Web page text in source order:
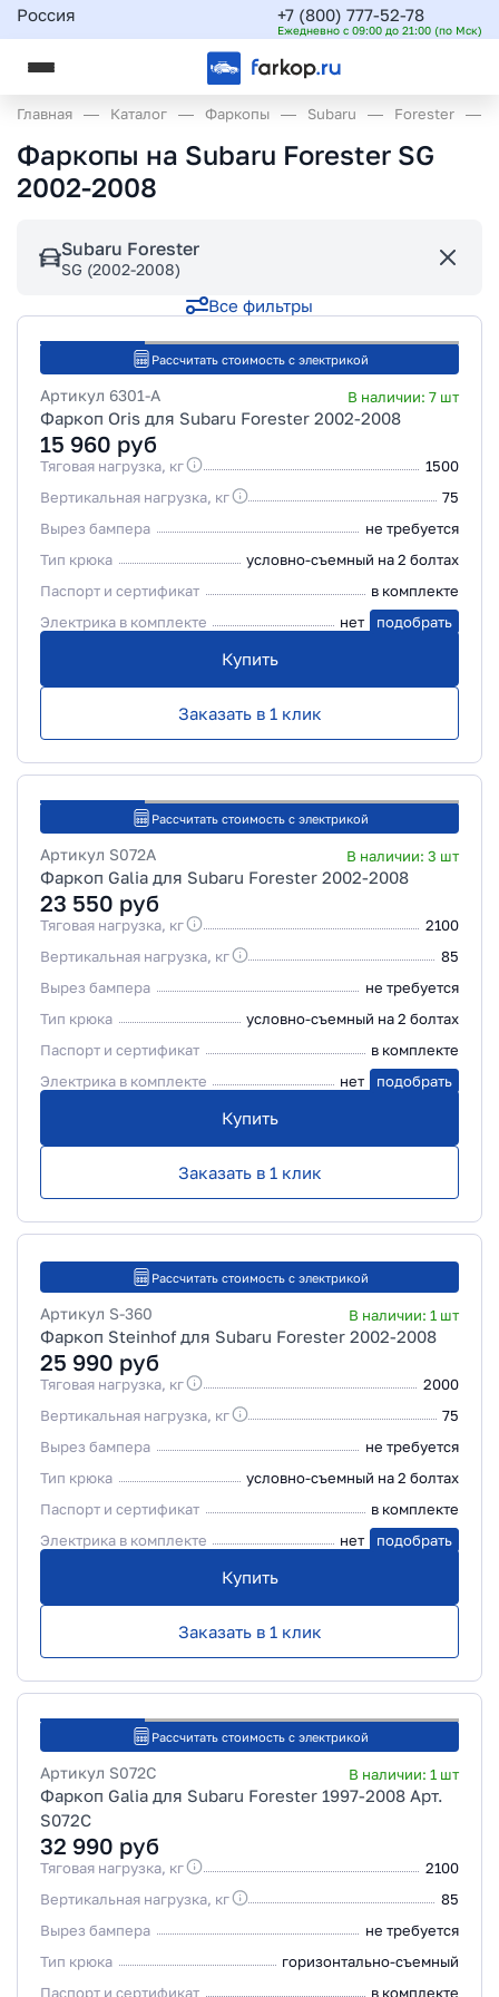
Россия +7 (800) 777-52-78
Ежедневно с 09:00 до 21:00 (по Мск)
Главная Каталог Фаркопы Subaru Forester
Фаркопы на Subaru Forester SG
2002-2008
Subaru Forester
SG (2002-2008)
Все фильтры
Рассчитать стоимость с электрикой
Артикул 6301-A В наличии: 7 шт
Фаркоп Oris для Subaru Forester 2002-2008
15 960 руб
Тяговая нагрузка, кг
1500
Вертикальная нагрузка, кг
75
Вырез бампера
не требуется
Тип крюка
условно-съемный на 2 болтах
Паспорт и сертификат
в комплекте
Электрика в комплекте
нет подобрать
Купить
Заказать в 1 клик
Рассчитать стоимость с электрикой
Артикул S072A В наличии: 3 шт
Фаркоп Galia для Subaru Forester 2002-2008
23 550 руб
Тяговая нагрузка, кг
2100
Вертикальная нагрузка, кг
85
Вырез бампера
не требуется
Тип крюка
условно-съемный на 2 болтах
Паспорт и сертификат
в комплекте
Электрика в комплекте
нет подобрать
Купить
Заказать в 1 клик
Рассчитать стоимость с электрикой
Артикул S-360 В наличии: 1 шт
Фаркоп Steinhof для Subaru Forester 2002-2008
25 990 руб
Тяговая нагрузка, кг
2000
Вертикальная нагрузка, кг
75
Вырез бампера
не требуется
Тип крюка
условно-съемный на 2 болтах
Паспорт и сертификат
в комплекте
Электрика в комплекте
нет подобрать
Купить
Заказать в 1 клик
Рассчитать стоимость с электрикой
Артикул S072C В наличии: 1 шт
Фаркоп Galia для Subaru Forester 1997-2008 Арт.
S072C
32 990 руб
Тяговая нагрузка, кг
2100
Вертикальная нагрузка, кг
85
Вырез бампера
не требуется
Тип крюка
горизонтально-съемный
Паспорт и сертификат
в комплекте